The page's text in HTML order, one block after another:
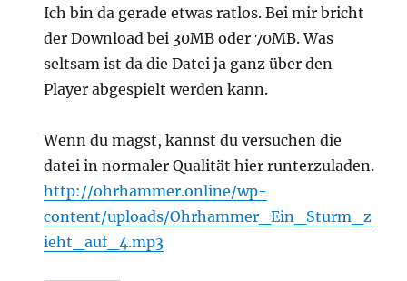
Ich bin da gerade etwas ratlos. Bei mir bricht
der Download bei 30MB oder 70MB. Was
seltsam ist da die Datei ja ganz über den
Player abgespielt werden kann.
Wenn du magst, kannst du versuchen die
datei in normaler Qualität hier runterzuladen.
http://ohrhammer.online/wp-
content/uploads/Ohrhammer_Ein_Sturm_z
ieht_auf_4.mp3